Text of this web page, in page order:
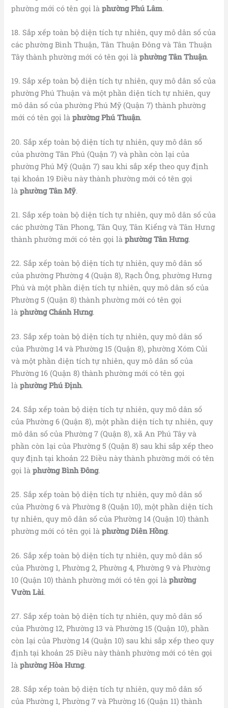
phường mới có tên gọi làphường Phú Lâm.
18. Sắp xếp toàn bộ diện tích tự nhiên, quy mô dân số của
các phường Bình Thuận, Tân Thuận Đông và Tân Thuận
Tây thành phường mới có tên gọi làphường Tân Thuận.
19. Sắp xếp toàn bộ diện tích tự nhiên, quy mô dân số của
phường Phú Thuận và một phần diện tích tự nhiên, quy
mô dân số của phường Phú Mỹ (Quận 7) thành phường
mới có tên gọi làphường Phú Thuận.
20. Sắp xếp toàn bộ diện tích tự nhiên, quy mô dân số
của phường Tân Phú (Quận 7) và phần còn lại của
phường Phú Mỹ (Quận 7) sau khi sắp xếp theo quy định
tại khoản 19 Điều này thành phường mới có tên gọi
làphường Tân Mỹ.
21. Sắp xếp toàn bộ diện tích tự nhiên, quy mô dân số của
các phường Tân Phong, Tân Quy, Tân Kiểng và Tân Hưng
thành phường mới có tên gọi làphường Tân Hưng.
22. Sắp xếp toàn bộ diện tích tự nhiên, quy mô dân số
của phường Phường 4 (Quận 8), Rạch Ông, phường Hưng
Phú và một phần diện tích tự nhiên, quy mô dân số của
Phường 5 (Quận 8) thành phường mới có tên gọi
làphường Chánh Hưng.
23. Sắp xếp toàn bộ diện tích tự nhiên, quy mô dân số
của Phường 14 và Phường 15 (Quận 8), phường Xóm Củi
và một phần diện tích tự nhiên, quy mô dân số của
Phường 16 (Quận 8) thành phường mới có tên gọi
làphường Phú Định.
24. Sắp xếp toàn bộ diện tích tự nhiên, quy mô dân số
của Phường 6 (Quận 8), một phần diện tích tự nhiên, quy
mô dân số của Phường 7 (Quận 8), xã An Phú Tây và
phần còn lại của Phường 5 (Quận 8) sau khi sắp xếp theo
quy định tại khoản 22 Điều này thành phường mới có tên
gọi làphường Bình Đông.
25. Sắp xếp toàn bộ diện tích tự nhiên, quy mô dân số
của Phường 6 và Phường 8 (Quận 10), một phần diện tích
tự nhiên, quy mô dân số của Phường 14 (Quận 10) thành
phường mới có tên gọi làphường Diên Hồng.
26. Sắp xếp toàn bộ diện tích tự nhiên, quy mô dân số
của Phường 1, Phường 2, Phường 4, Phường 9 và Phường
10 (Quận 10) thành phường mới có tên gọi làphường
Vườn Lài.
27. Sắp xếp toàn bộ diện tích tự nhiên, quy mô dân số
của Phường 12, Phường 13 và Phường 15 (Quận 10), phần
còn lại của Phường 14 (Quận 10) sau khi sắp xếp theo quy
định tại khoản 25 Điều này thành phường mới có tên gọi
làphường Hòa Hưng.
28. Sắp xếp toàn bộ diện tích tự nhiên, quy mô dân số
của Phường 1, Phường 7 và Phường 16 (Quận 11) thành